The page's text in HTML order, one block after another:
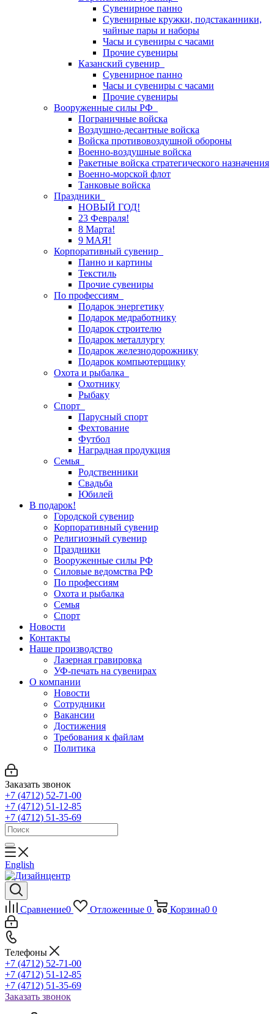
Сувенирное панно
Сувенирные кружки, подстаканники,
чайные пары и наборы
Часы и сувениры с часами
Прочие сувениры
Казанский сувенир
Сувенирное панно
Часы и сувениры с часами
Прочие сувениры
Вооруженные силы РФ
Пограничные войска
Воздушно-десантные войска
Войска противовоздушной обороны
Военно-воздушные войска
Ракетные войска стратегического назначения
Военно-морской флот
Танковые войска
Праздники
НОВЫЙ ГОД!
23 Февраля!
8 Марта!
9 МАЯ!
Корпоративный сувенир
Панно и картины
Текстиль
Прочие сувениры
По профессиям
Подарок энергетику
Подарок медработнику
Подарок строителю
Подарок металлургу
Подарок железнодорожнику
Подарок компьютерщику
Охота и рыбалка
Охотнику
Рыбаку
Спорт
Парусный спорт
Фехтование
Футбол
Наградная продукция
Семья
Родственники
Свадьба
Юбилей
В подарок!
Городской сувенир
Корпоративный сувенир
Религиозный сувенир
Праздники
Вооруженные силы РФ
Силовые ведомства РФ
По профессиям
Охота и рыбалка
Семья
Спорт
Новости
Контакты
Наше производство
Лазерная гравировка
УФ-печать на сувенирах
О компании
Новости
Сотрудники
Вакансии
Достижения
Требования к файлам
Политика
Заказать звонок
+7 (4712) 52-71-00
+7 (4712) 51-12-85
+7 (4712) 51-35-69
English
Сравнение0 Отложенные 0 Корзина0 0
Телефоны
+7 (4712) 52-71-00
+7 (4712) 51-12-85
+7 (4712) 51-35-69
Заказать звонок